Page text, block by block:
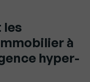
les
à
hyper-